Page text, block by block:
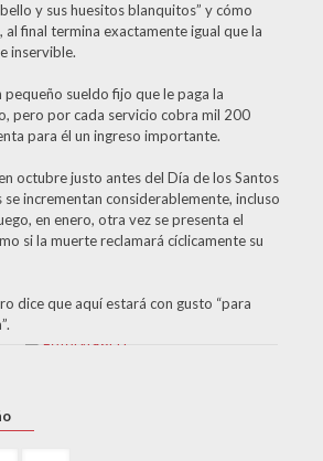
y sus huesitos blanquitos” y cómo
al final termina exactamente igual que la
inservible.
sueldo fijo que le paga la
pero por cada servicio cobra mil 200
para él un ingreso importante.
octubre justo antes del Día de los Santos
incrementan considerablemente, incluso
en enero, otra vez se presenta el
si la muerte reclamará cíclicamente su
dice que aquí estará con gusto “para